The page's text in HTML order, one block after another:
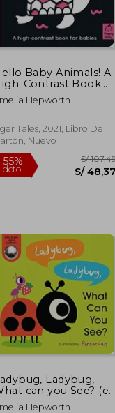
Baby Animals! A
Contrast Book
Babies (Happy
(en Inglés)
Hepworth
Tales, 2021, Libro De
Nuevo
55%
dcto.
Ladybug,
can you See? (en
Hepworth